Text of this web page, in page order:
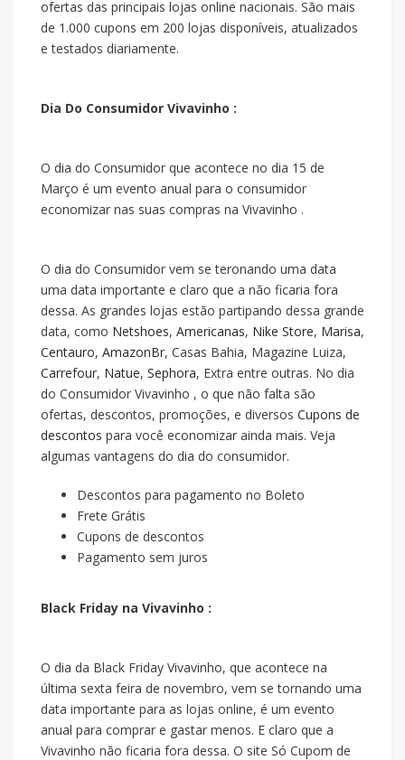
ofertas das principais lojas online nacionais. São mais
de 1.000 cupons em 200 lojas disponíveis, atualizados
e testados diariamente.
Dia Do Consumidor Vivavinho :
O dia do Consumidor que acontece no dia 15 de
Março é um evento anual para o consumidor
economizar nas suas compras na Vivavinho .
O dia do Consumidor vem se teronando uma data
uma data importante e claro que a não ficaria fora
dessa. As grandes lojas estão partipando dessa grande
data, como Netshoes, Americanas, Nike Store, Marisa,
Centauro, AmazonBr, Casas Bahia, Magazine Luiza,
Carrefour, Natue, Sephora, Extra entre outras. No dia
do Consumidor Vivavinho , o que não falta são
ofertas, descontos, promoções, e diversos Cupons de
descontos para você economizar ainda mais. Veja
algumas vantagens do dia do consumidor.
Descontos para pagamento no Boleto
Frete Grátis
Cupons de descontos
Pagamento sem juros
Black Friday na Vivavinho :
O dia da Black Friday Vivavinho, que acontece na
última sexta feira de novembro, vem se tornando uma
data importante para as lojas online, é um evento
anual para comprar e gastar menos. E claro que a
Vivavinho não ficaria fora dessa. O site Só Cupom de